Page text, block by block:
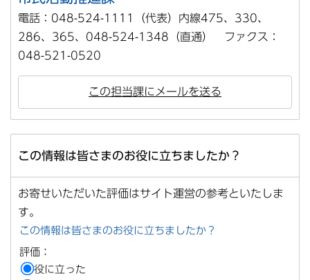
電話：048-524-1111（代表）内線475、330、
286、365、048-524-1348（直通） ファクス：
048-521-0520
この担当課にメールを送る
この情報は皆さまのお役に立ちましたか？
お寄せいただいた評価はサイト運営の参考といたしま
す。
この情報は皆さまのお役に立ちましたか？
評価：
役に立った